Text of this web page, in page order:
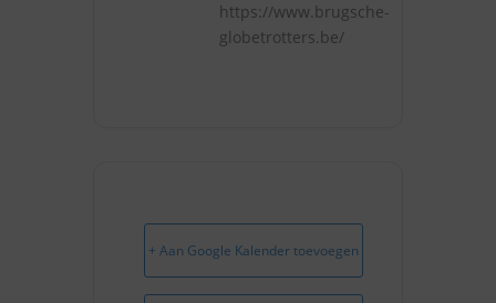
https://www.brugsche-
globetrotters.be/
+ Aan Google Kalender toevoegen